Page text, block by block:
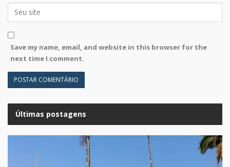
Save my name, email, and website in this browser for the
next time I comment.
Últimas postagens